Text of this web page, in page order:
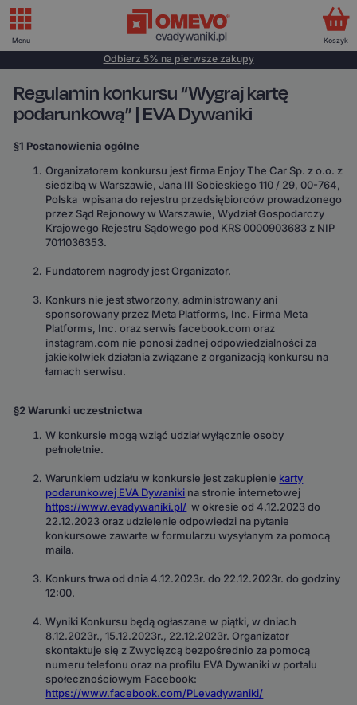
Odbierz 5% na pierwsze zakupy
Regulamin konkursu “Wygraj kartę
podarunkową” | EVA Dywaniki
§1 Postanowienia ogólne
Organizatorem konkursu jest firma Enjoy The Car Sp. z o.o. z
siedzibą w Warszawie, Jana III Sobieskiego 110 / 29, 00-764,
Polska wpisana do rejestru przedsiębiorców prowadzonego
przez Sąd Rejonowy w Warszawie, Wydział Gospodarczy
Krajowego Rejestru Sądowego pod KRS 0000903683 z NIP
7011036353.
Fundatorem nagrody jest Organizator.
Konkurs nie jest stworzony, administrowany ani
sponsorowany przez Meta Platforms, Inc. Firma Meta
Platforms, Inc. oraz serwis facebook.com oraz
instagram.com nie ponosi żadnej odpowiedzialności za
jakiekolwiek działania związane z organizacją konkursu na
łamach serwisu.
§2 Warunki uczestnictwa
W konkursie mogą wziąć udział wyłącznie osoby
pełnoletnie.
Warunkiem udziału w konkursie jest zakupienie karty
podarunkowej EVA Dywaniki na stronie internetowej
https://www.evadywaniki.pl/ w okresie od 4.12.2023 do
22.12.2023 oraz udzielenie odpowiedzi na pytanie
konkursowe zawarte w formularzu wysyłanym za pomocą
maila.
Konkurs trwa od dnia 4.12.2023r. do 22.12.2023r. do godziny
12:00.
Wyniki Konkursu będą ogłaszane w piątki, w dniach
8.12.2023r., 15.12.2023r., 22.12.2023r. Organizator
skontaktuje się z Zwycięzcą bezpośrednio za pomocą
numeru telefonu oraz na profilu EVA Dywaniki w portalu
społecznościowym Facebook:
https://www.facebook.com/PLevadywaniki/
Menu Koszyk